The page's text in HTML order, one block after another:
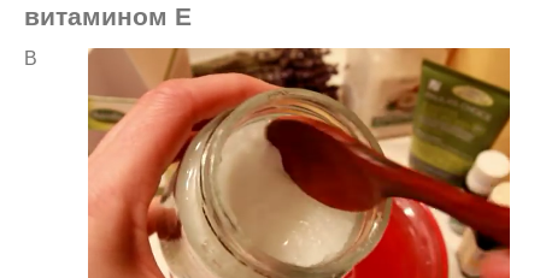
витамином Е
В